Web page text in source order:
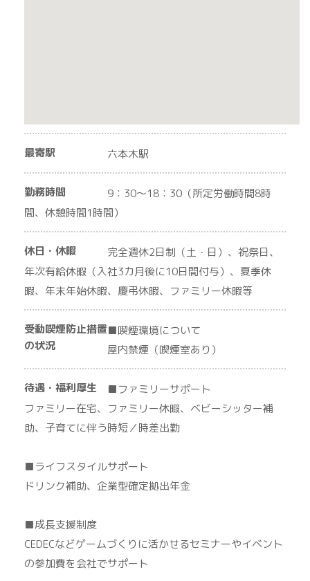
最寄駅 六本木駅
勤務時間
9：30～18：30（所定労働時間8時
間、休憩時間1時間）
休日・休暇
完全週休2日制（土・日）、祝祭日、
年次有給休暇（入社3カ月後に10日間付与）、夏季休
暇、年末年始休暇、慶弔休暇、ファミリー休暇等
受動喫煙防止措置
の状況
■喫煙環境について
屋内禁煙（喫煙室あり）
待遇・福利厚生
■ファミリーサポート
ファミリー在宅、ファミリー休暇、ベビーシッター補
助、子育てに伴う時短／時差出勤
■ライフスタイルサポート
ドリンク補助、企業型確定拠出年金
■成長支援制度
CEDECなどゲームづくりに活かせるセミナーやイベント
の参加費を会社でサポート